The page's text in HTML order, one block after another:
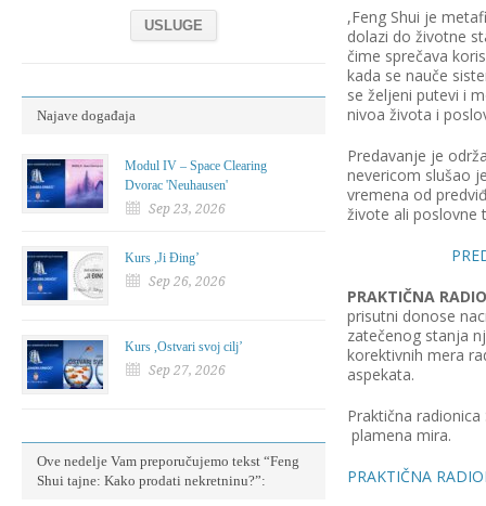
,Feng Shui je
dolazi do životne
čime sprečava
kada se nauče
se željeni putevi i
nivoa života i
Predavanje je
nevericom slušao
vremena od
živote ali poslovne
PRAKTIČNA
prisutni donose
zatečenog stanja
korektivnih mera
aspekata.
Praktična
plamena mira.
PRAKTIČNA
USLUGE
Najave događaja
Modul IV – Space Clearing
Dvorac 'Neuhausen'
Sep 23, 2026
Kurs ,Ji Đing’
Sep 26, 2026
Kurs ,Ostvari svoj cilj’
Sep 27, 2026
Ove nedelje Vam preporučujemo tekst “Feng
Shui tajne: Kako prodati nekretninu?”: